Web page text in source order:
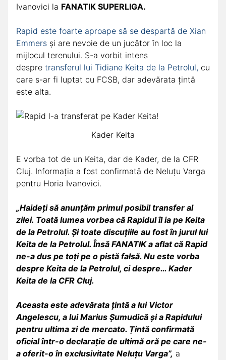
Ivanovici la FANATIK SUPERLIGA.
Rapid este foarte aproape să se despartă de Xian
Emmers și are nevoie de un jucător în loc la
mijlocul terenului. S-a vorbit intens
despre transferul lui Tidiane Keita de la Petrolul, cu
care s-ar fi luptat cu FCSB, dar adevărata țintă
este alta.
Kader Keita
E vorba tot de un Keita, dar de Kader, de la CFR
Cluj. Informația a fost confirmată de Neluţu Varga
pentru Horia Ivanovici.
„Haideți să anunțăm primul posibil transfer al
zilei. Toată lumea vorbea că Rapidul îl ia pe Keita
de la Petrolul. Și toate discuțiile au fost în jurul lui
Keita de la Petrolul. Însă FANATIK a aflat că Rapid
ne-a dus pe toți pe o pistă falsă. Nu este vorba
despre Keita de la Petrolul, ci despre… Kader
Keita de la CFR Cluj.
Aceasta este adevărata țintă a lui Victor
Angelescu, a lui Marius Șumudică și a Rapidului
pentru ultima zi de mercato. Țintă confirmată
oficial într-o declarație de ultimă oră pe care ne-
a oferit-o în exclusivitate Neluțu Varga”, a